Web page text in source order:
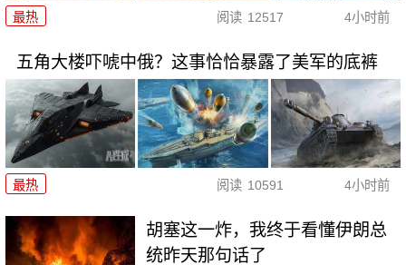
最热 阅读 12517 4小时前
五角大楼吓唬中俄？这事恰恰暴露了美军的底裤
最热 阅读 10591 4小时前
胡塞这一炸，我终于看懂伊朗总
统昨天那句话了